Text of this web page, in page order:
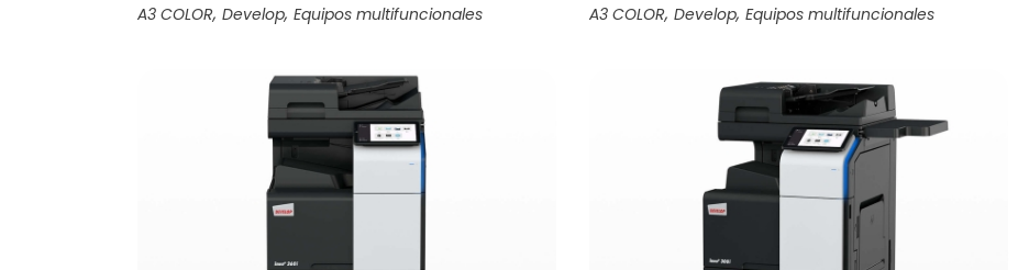
A3 COLOR, Develop, Equipos multifuncionales A3 COLOR, Develop, Equipos multifuncionales